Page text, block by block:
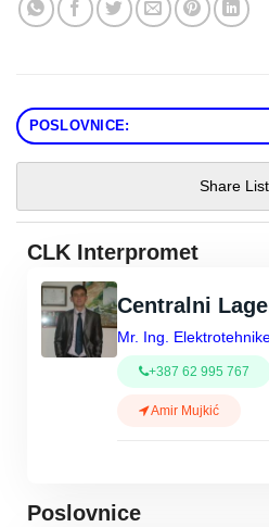
POSLOVNICE:
Share List
CLK Interpromet
Centralni
Mr. Ing.
+387 62 995 767
Amir Mujkić
Poslovnice